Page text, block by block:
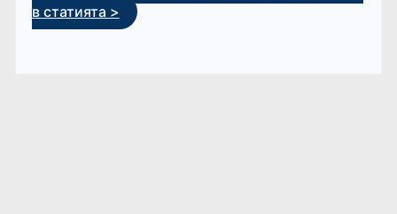
в статията >